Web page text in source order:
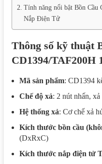
Tính năng nổi bật Bồn
Nắp Điện Tử
Thông số kỹ thuật
CD1394/
Mã sản phẩm: CD1394
Chế độ xả: 2 nút nhấn,
Hệ thống xả: Cơ chế xả
Kích thước bồn cầu
(DxRxC)
Kích thước nắp điện tử